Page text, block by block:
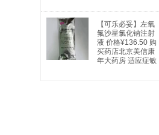
发作；复杂部分性
发作；部分继发全
身性发作。躁狂
症：用于治疗与双
相情感障碍相关的
躁狂发作。
药 实体瘤
【可乐必妥】左氧
氟沙星氯化钠注射
液 价格¥136.50 购
买药店北京美信康
年大药房 适应症敏